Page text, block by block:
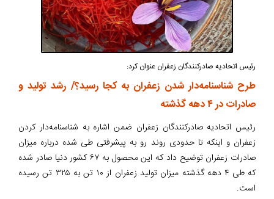
رئیس اتحادیه صادرکنندگان زعفران عنوان کرد:
طرح شناسنامه‌دار شدن زعفران به کجا رسید؟/ رشد تولید و
صادرات در ۴ دهه گذشته
رئیس اتحادیه صادرکنندگان زعفران ضمن اشاره به شناسنامه‌دار کردن
زعفران و اینکه تا حدودی روند رو به پیشرفتی طی شده درباره میزان
صادرات زعفران توضیح داد که این محصول به ۶۷ کشور دنیا صادر شده
که طی ۴ دهه گذشته میزان تولید زعفران از ۱۰ تن به ۳۲۵ تن رسیده
است.